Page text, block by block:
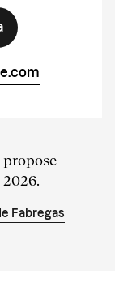
propose
Fabregas